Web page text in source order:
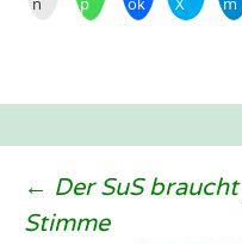
← Der SuS
Stimme